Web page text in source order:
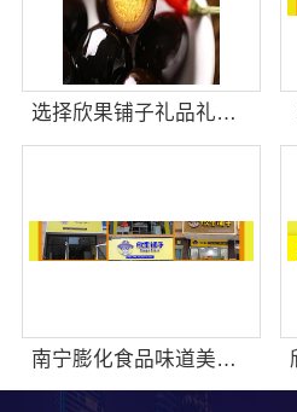
选择欣果铺子礼品礼盒 经营灵活多重收益
南宁膨化食品味道美味吗